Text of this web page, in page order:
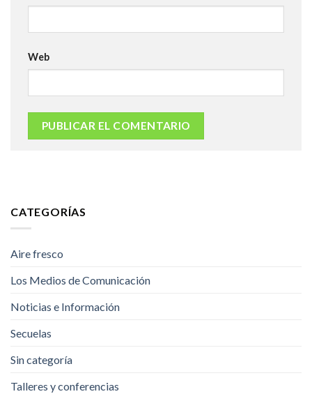
Web
CATEGORÍAS
Aire fresco
Los Medios de Comunicación
Noticias e Información
Secuelas
Sin categoría
Talleres y conferencias